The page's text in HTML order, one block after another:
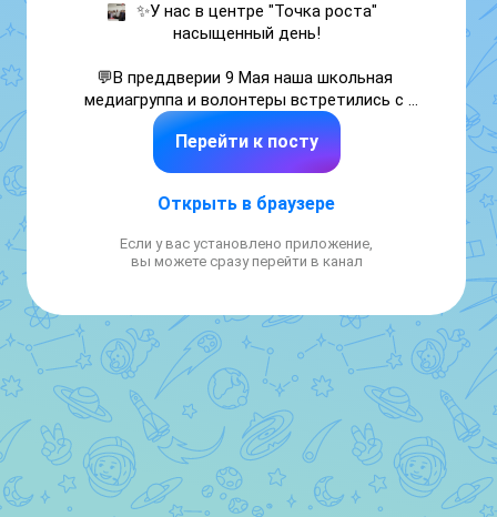
✨У нас в центре "Точка роста"
насыщенный день!
💬В преддверии 9 Мая наша школьная
медиагруппа и волонтеры встретились с
профессиональным фотографом,
видеографом и руководителем медиа-
группы REtv «РусскаЯ ЕвропА» Андреем
репортажной видеосьемке. Это был
🤝Все вместе мы стали частью большого
проекта "Маяк — хранитель традиций" , за
что благодарим директора школы
Валентину Васильевну Жабровец
Администратор проекта Галина Капитанова
✍Автор: Анна Левчик
Перейти к посту
Открыть в браузере
Если у вас установлено приложение,
вы можете сразу перейти в канал